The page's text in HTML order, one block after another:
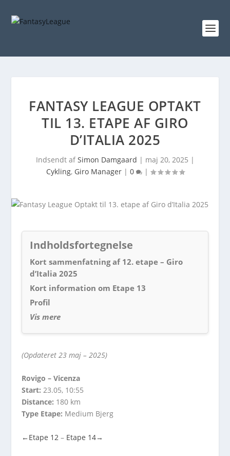
FANTASY LEAGUE OPTAKT
TIL 13. ETAPE AF GIRO
D’ITALIA 2025
Indsendt af Simon Damgaard | maj 20, 2025 |
Cykling, Giro Manager| 0 |
Indholdsfortegnelse
Kort sammenfatning af 12. etape – Giro
d’Italia 2025
Kort information om Etape 13
Profil
Vis mere
(Opdateret 23 maj – 2025)
Rovigo – Vicenza
Start: 23.05, 10:55
Distance: 180 km
Type Etape: Medium Bjerg
←Etape 12 – Etape 14→